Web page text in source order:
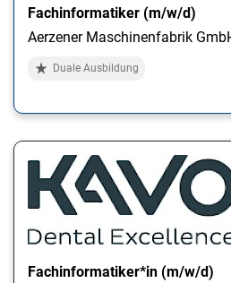
Fachinformatiker (m/w/d)
Aerzener Maschinenfabrik
Duale Ausbildung
Fachinformatiker*in (m/w/d)